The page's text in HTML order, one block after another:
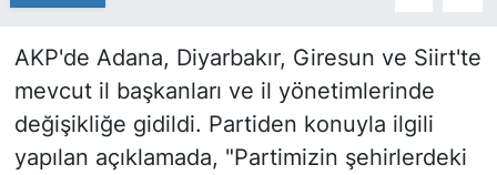
AKP'de Adana, Diyarbakır, Giresun ve Siirt'te
mevcut il başkanları ve il yönetimlerinde
değişikliğe gidildi. Partiden konuyla ilgili
yapılan açıklamada, "Partimizin şehirlerdeki